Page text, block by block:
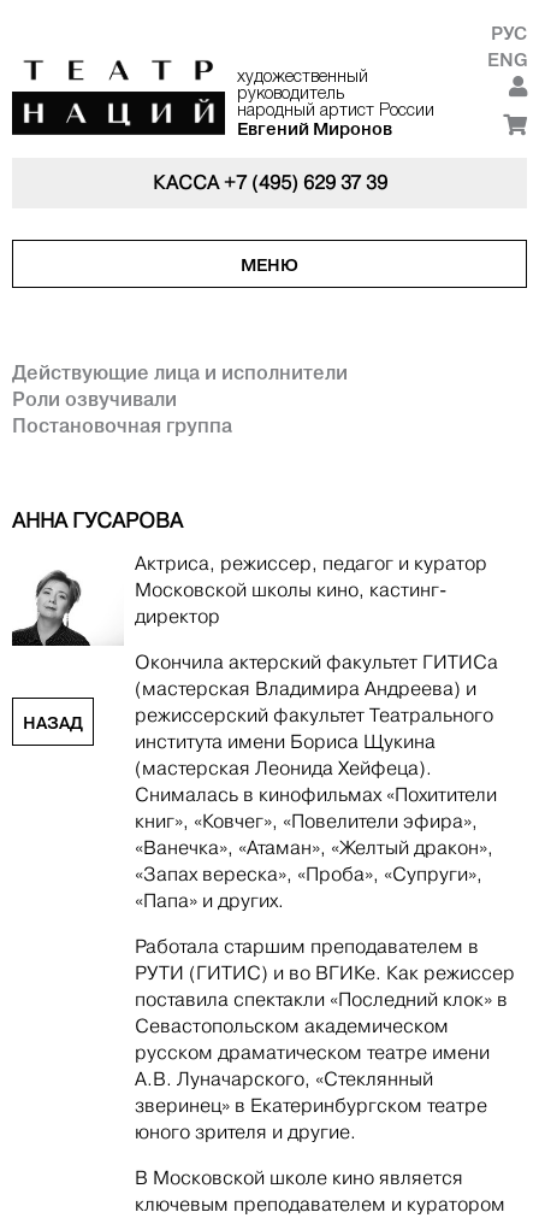
художественный
руководитель
народный артист России
Евгений Миронов
РУС
ENG
КАССА+7 (495) 629 37 39
МЕНЮ
Действующие лица и исполнители
Роли озвучивали
Постановочная группа
АННА ГУСАРОВА
НАЗАД
Актриса, режиссер, педагог и куратор
Московской школы кино, кастинг-
директор
Окончила актерский факультет ГИТИСа
(мастерская Владимира Андреева) и
режиссерский факультет Театрального
института имени Бориса Щукина
(мастерская Леонида Хейфеца).
Снималась в кинофильмах «Похитители
книг», «Ковчег», «Повелители эфира»,
«Ванечка», «Атаман», «Желтый дракон»,
«Запах вереска», «Проба», «Супруги»,
«Папа» и других.
Работала старшим преподавателем в
РУТИ (ГИТИС) и во ВГИКе. Как режиссер
поставила спектакли «Последний клок» в
Севастопольском академическом
русском драматическом театре имени
А.В. Луначарского, «Стеклянный
зверинец» в Екатеринбургском театре
юного зрителя и другие.
В Московской школе кино является
ключевым преподавателем и куратором